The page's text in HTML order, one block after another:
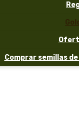
Reg
Gold
Comprar semillas de